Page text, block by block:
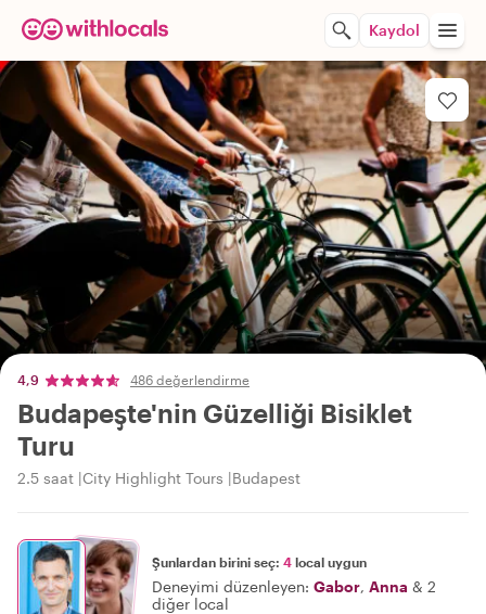
Kaydol
4,9 486 değerlendirme
Budapeşte'nin Güzelliği Bisiklet
Turu
2.5 saat City Highlight Tours Budapest
Şunlardan birini seç: 4 local uygun
Deneyimi düzenleyen: Gabor, Anna & 2
diğer local